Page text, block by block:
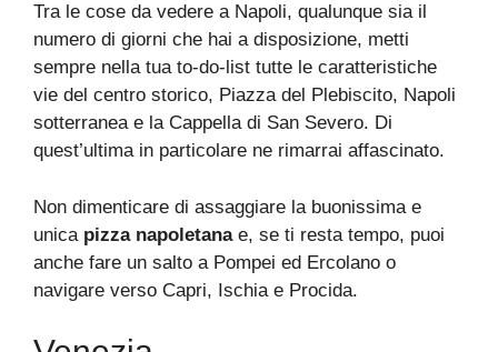
Tra le cose da vedere a Napoli, qualunque sia il
numero di giorni che hai a disposizione, metti
sempre nella tua to-do-list tutte le caratteristiche
vie del centro storico, Piazza del Plebiscito, Napoli
sotterranea e la Cappella di San Severo. Di
quest’ultima in particolare ne rimarrai affascinato.
Non dimenticare di assaggiare la buonissima e
unica pizza napoletanae, se ti resta tempo, puoi
anche fare un salto a Pompei ed Ercolano o
navigare verso Capri, Ischia e Procida.